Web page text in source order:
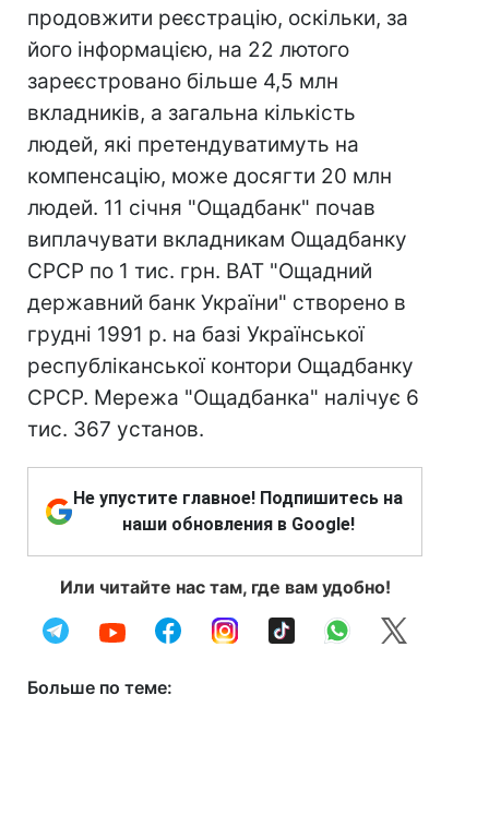
продовжити реєстрацію, оскільки, за
його інформацією, на 22 лютого
зареєстровано більше 4,5 млн
вкладників, а загальна кількість
людей, які претендуватимуть на
компенсацію, може досягти 20 млн
людей. 11 січня "Ощадбанк" почав
виплачувати вкладникам Ощадбанку
СРСР по 1 тис. грн. ВАТ "Ощадний
державний банк України" створено в
грудні 1991 р. на базі Української
республіканської контори Ощадбанку
СРСР. Мережа "Ощадбанка" налічує 6
тис. 367 установ.
Не упустите главное! Подпишитесь на
наши обновления в Google!
Или читайте нас там, где вам удобно!
Больше по теме: